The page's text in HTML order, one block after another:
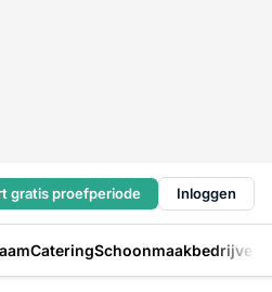
gratis proefperiode Inloggen
CateringSchoonmaakbedrijven